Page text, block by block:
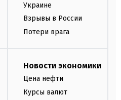
Украине
Взрывы в России
Потери врага
Новости экономики
Цена нефти
Курсы валют